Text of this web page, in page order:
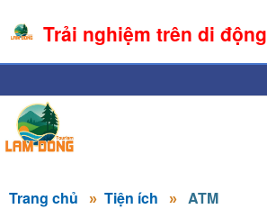
08-08-2026, 07:20:14
Trang chủ Tiện ích ATM
Trải nghiệm trên di động